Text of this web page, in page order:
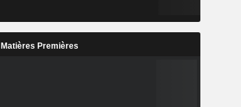
Matières Premières